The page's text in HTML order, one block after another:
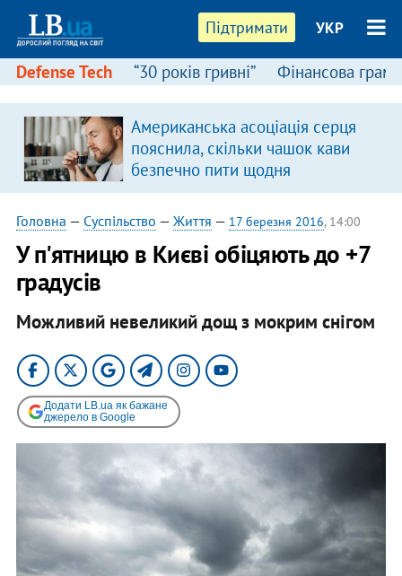
Підтримати УКР
Defense Tech “30 років гривні” Фінансова
Американська асоціація серця
пояснила, скільки чашок кави
безпечно пити щодня
Головна — Суспільство — Життя — 17 березня 2016, 14:00
У п'ятницю в Києві обіцяють до +7
градусів
Можливий невеликий дощ з мокрим снігом
Додати LB.ua як бажане
джерело в Google